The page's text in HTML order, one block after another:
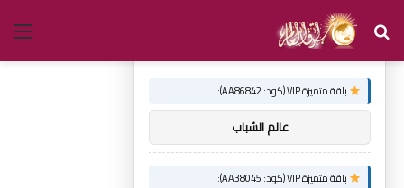
بحث
عن
توصيات :
باقة متميزة VIP (كود: AA86842):
عالم الشباب
باقة متميزة VIP (كود: AA38045):